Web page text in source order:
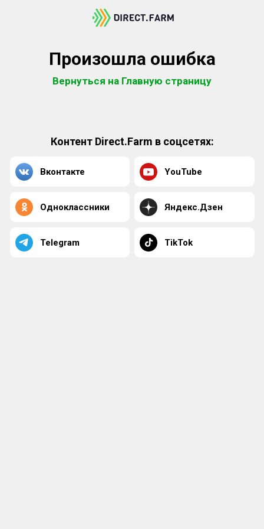
Произошла ошибка
Вернуться на Главную страницу
Контент Direct.Farm в соцсетях:
Вконтакте YouTube
Одноклассники Яндекс.Дзен
Telegram TikTok